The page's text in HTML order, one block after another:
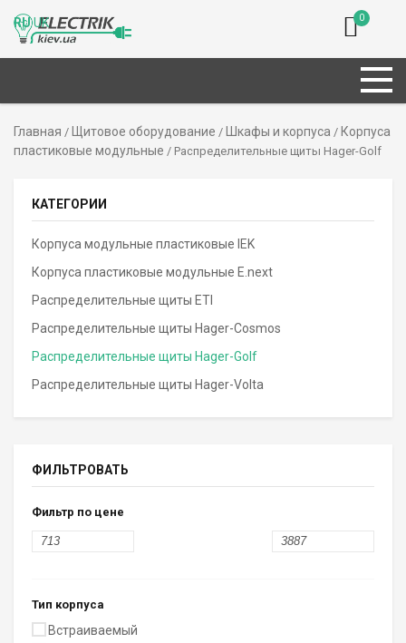
0
Главная / Щитовое оборудование / Шкафы и корпуса / Корпуса
пластиковые модульные / Распределительные щиты Hager-Golf
КАТЕГОРИИ
Корпуса модульные пластиковые IEK
Корпуса пластиковые модульные E.next
Распределительные щиты ETI
Распределительные щиты Hager-Cosmos
Распределительные щиты Hager-Golf
Распределительные щиты Hager-Volta
ФИЛЬТРОВАТЬ
Фильтр по цене
Тип корпуса
Встраиваемый
RUUK